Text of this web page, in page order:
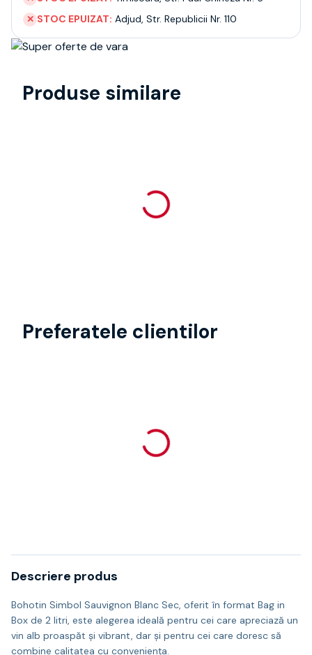
✕ STOC EPUIZAT: Adjud, Str. Republicii Nr. 110
Produse similare
Preferatele clientilor
Descriere produs
Bohotin Simbol Sauvignon Blanc Sec, oferit în format Bag in
Box de 2 litri, este alegerea ideală pentru cei care apreciază un
vin alb proaspăt și vibrant, dar și pentru cei care doresc să
combine calitatea cu conveniența.